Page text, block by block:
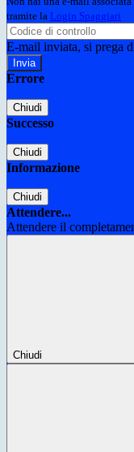
tramite la Login Spaggiari
E-mail inviata, si prega
Errore
Chiudi
Successo
Chiudi
Informazione
Chiudi
Attendere...
Attendere il
Chiudi